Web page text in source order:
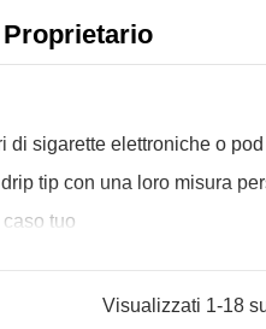
di sigarette elettroniche o
tip con una loro misura
tuo
Visualizzati 1-18